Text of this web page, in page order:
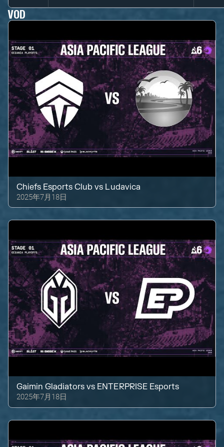
VOD
Chiefs Esports Club vs Ludavica
2025年7月18日
Gaimin Gladiators vs ENTERPRISE Esports
2025年7月18日